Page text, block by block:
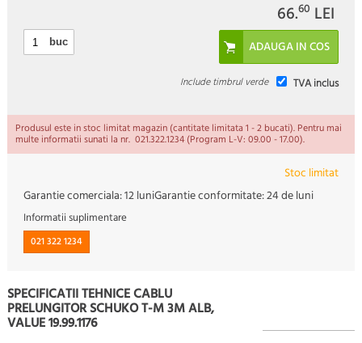
66.60 LEI
buc
TVA inclus
Include timbrul verde
Produsul este in stoc limitat magazin (cantitate limitata 1 - 2 bucati). Pentru mai
multe informatii sunati la nr. 021.322.1234 (Program L-V: 09.00 - 17.00).
Stoc limitat
Garantie comerciala:12 luniGarantie conformitate:24 de luni
Informatii suplimentare
021 322 1234
SPECIFICATII TEHNICE CABLU
PRELUNGITOR SCHUKO T-M 3M ALB,
VALUE 19.99.1176